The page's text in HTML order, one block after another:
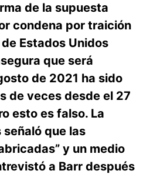
de la supuesta
condena por traición
Estados Unidos
que será
de 2021 ha sido
de veces desde el 27
esto es falso. La
que las
y un medio
a Barr después